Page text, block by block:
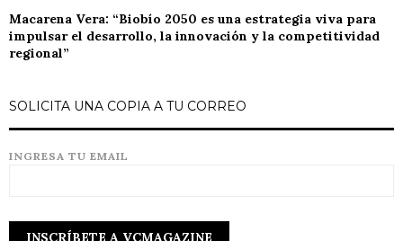
Macarena Vera: “Biobío 2050 es una estrategia viva para
impulsar el desarrollo, la innovación y la competitividad
regional”
SOLICITA UNA COPIA A TU CORREO
INGRESA TU EMAIL